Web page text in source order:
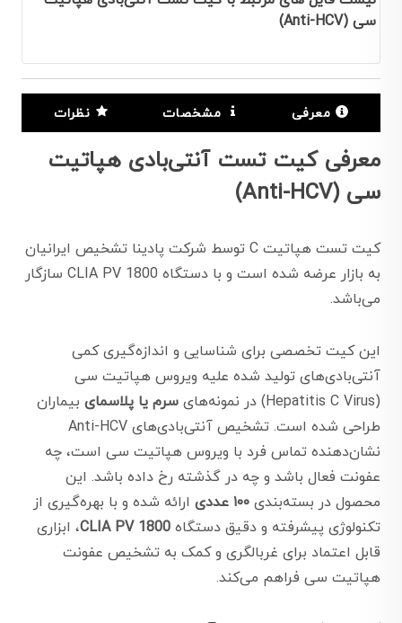
سی (Anti-HCV)
معرفی مشخصات نظرات
معرفی کیت تست آنتی‌بادی هپاتیت
سی (Anti-HCV)
کیت تست هپاتیت C توسط شرکت پادینا تشخیص ایرانیان
به بازار عرضه شده است و با دستگاه CLIA PV 1800 سازگار
می‌باشد.
این کیت تخصصی برای شناسایی و اندازه‌گیری کمی
آنتی‌بادی‌های تولید شده علیه ویروس هپاتیت سی
(Hepatitis C Virus) در نمونه‌های
سرم یا پلاسمای بیماران
طراحی شده است. تشخیص آنتی‌بادی‌های Anti-HCV
نشان‌دهنده تماس فرد با ویروس هپاتیت سی است، چه
عفونت فعال باشد و چه در گذشته رخ داده باشد. این
محصول در بسته‌بندی ۱۰۰ عددی
ارائه شده و با بهره‌گیری از
تکنولوژی پیشرفته و دقیق دستگاه CLIA PV 1800، ابزاری
قابل اعتماد برای غربالگری و کمک به تشخیص عفونت
هپاتیت سی فراهم می‌کند.